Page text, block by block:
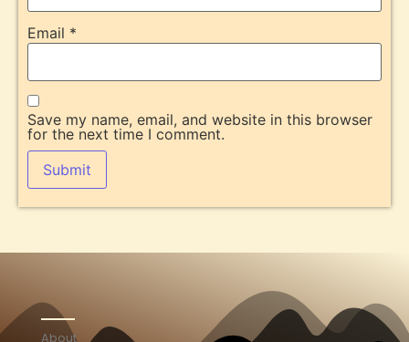
Email *
Save my name, email, and website in this browser
for the next time I comment.
About